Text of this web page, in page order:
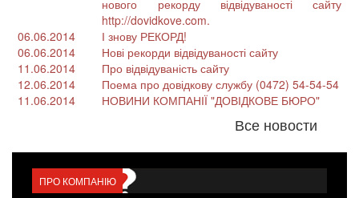
нового рекорду відвідуваності сайту
http://dovidkove.com.
06.06.2014
І знову РЕКОРД!
06.06.2014
Нові рекорди відвідуваності сайту
11.06.2014
Про відвідуваність сайту
12.06.2014
Поема про довідкову службу (0472) 54-54-54
11.06.2014
НОВИНИ КОМПАНІЇ "ДОВІДКОВЕ БЮРО"
Все новости
ПРО КОМПАНІЮ